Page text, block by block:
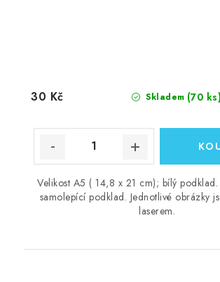
Skladem (70 ks)
30 Kč
Velikost A5 ( 14,8 x 21 cm); bílý
samolepící podklad. Jednotlivé obrázky
laserem.